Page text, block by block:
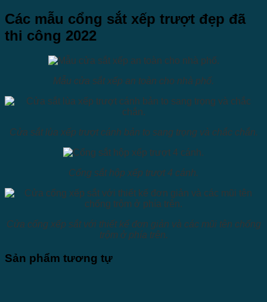
Các mẫu cổng sắt xếp trượt đẹp đã
thi công 2022
Mẫu cửa sắt xếp an toàn cho nhà phố.
Cửa sắt lùa xếp trượt cánh bản to sang trọng và chắc chắn.
Cổng sắt hộp xếp trượt 4 cánh.
Cửa cổng xếp sắt với thiết kế đơn giản và các mũi tên chống
trộm ở phía trên.
Sản phẩm tương tự